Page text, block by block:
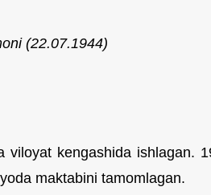
(22.07.1944)
viloyat kengashida ishlagan.
maktabini tamomlagan.